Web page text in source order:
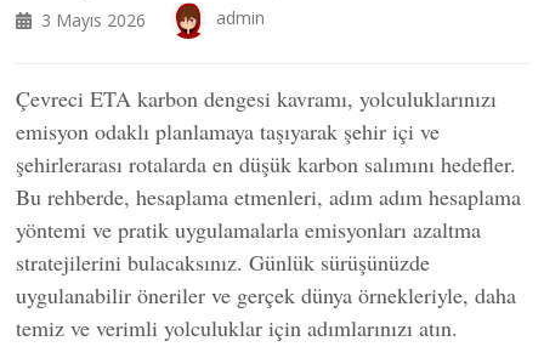
3 Mayıs 2026
admin
Çevreci ETA karbon dengesi kavramı, yolculuklarınızı
emisyon odaklı planlamaya taşıyarak şehir içi ve
şehirlerarası rotalarda en düşük karbon salımını hedefler.
Bu rehberde, hesaplama etmenleri, adım adım hesaplama
yöntemi ve pratik uygulamalarla emisyonları azaltma
stratejilerini bulacaksınız. Günlük sürüşünüzde
uygulanabilir öneriler ve gerçek dünya örnekleriyle, daha
temiz ve verimli yolculuklar için adımlarınızı atın.